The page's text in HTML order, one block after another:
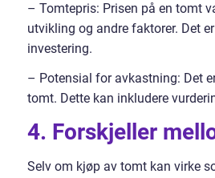
– Tomtepris: Prisen på en tomt
utvikling og andre faktorer. Det
investering.
– Potensial for avkastning: Det
tomt. Dette kan inkludere
4. Forskjeller
Selv om kjøp av tomt kan virke